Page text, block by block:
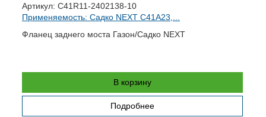
Артикул: C41R11-2402138-10
Применяемость: Садко NEXT C41A23,...
Фланец заднего моста Газон/Садко NEXT
В корзину
Подробнее